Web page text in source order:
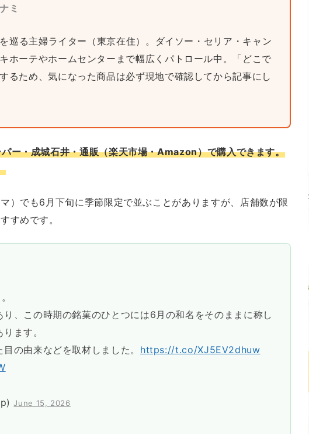
ミ
巡る主婦ライター（東京在住）。ダイソー・セリア・キャン
ホーテやホームセンターまで幅広くパトロール中。「どこで
るため、気になった商品は必ず現地で確認してから記事にし
ー・成城石井・通販（楽天市場・Amazon）で購入できます。
）でも6月下旬に季節限定で並ぶことがありますが、店舗数が限
すめです。
、この時期の銘菓のひとつには6月の和名をそのままに称し
ます。
の由来などを取材しました。 https://t.co/XJ5EV2dhuw
June 15, 2026